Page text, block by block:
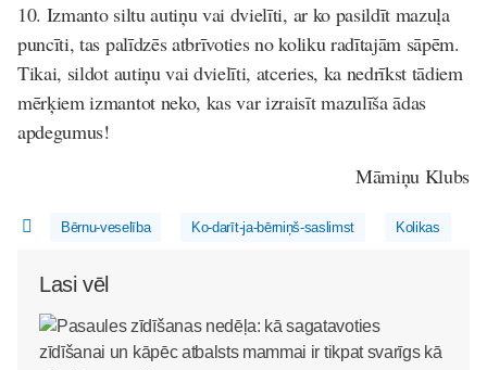
10. Izmanto siltu autiņu vai dvielīti, ar ko pasildīt mazuļa
puncīti, tas palīdzēs atbrīvoties no koliku radītajām sāpēm.
Tikai, sildot autiņu vai dvielīti, atceries, ka nedrīkst tādiem
mērķiem izmantot neko, kas var izraisīt mazulīša ādas
apdegumus!
Māmiņu Klubs
Bērnu-veselība Ko-darīt-ja-bērniņš-saslimst Kolikas
Lasi vēl